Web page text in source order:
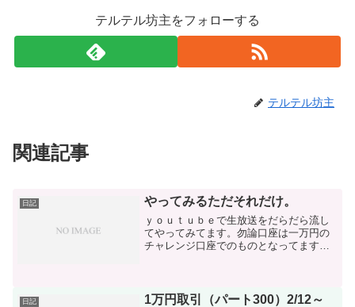
テルテル坊主をフォローする
テルテル坊主
関連記事
日記 やってみるただそれだけ。
ｙｏｕｔｕｂｅで生放送をだらだら流し
てやってみてます。勿論口座は一万円の
チャレンジ口座でのものとなってますけ
ですけどそれは果てしない...
日記
1万円取引（パート300）2/12～